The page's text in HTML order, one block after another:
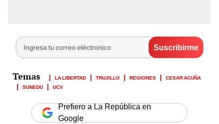
LA LIBERTAD TRUJILLO REGIONES
CESAR ACUÑA
SUNEDU
UCV
Prefiero a La República en
Google